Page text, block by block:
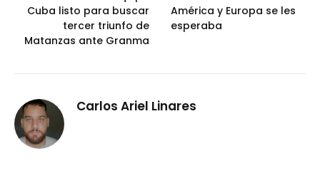
Cuba listo para buscar
tercer triunfo de
Matanzas ante Granma
América y Europa se les
esperaba
Carlos Ariel Linares